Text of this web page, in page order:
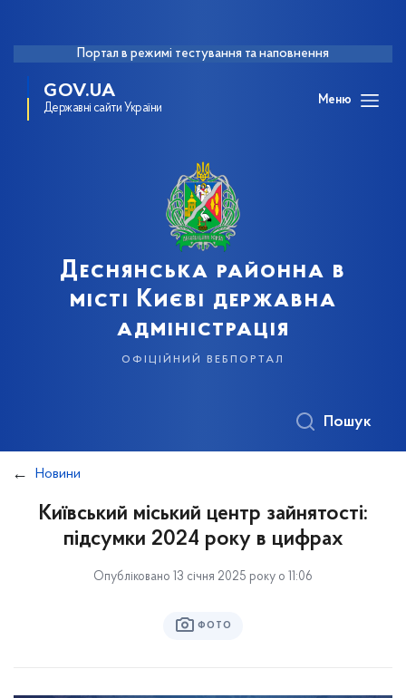
Портал в режимі тестування та наповнення
GOV.UA
Державні сайти України
Меню
Деснянська районна в
місті Києві державна
адміністрація
офіційний вебпортал
Пошук
Новини
Київський міський центр зайнятості:
підсумки 2024 року в цифрах
Опубліковано 13 січня 2025 року о 11:06
ФОТО